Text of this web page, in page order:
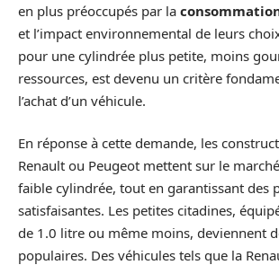
en plus préoccupés par la
et l’impact environnemental de leurs
pour une cylindrée plus petite, moins
ressources, est devenu un critère
l’achat d’un véhicule.
En réponse à cette demande, les
Renault ou Peugeot mettent sur le
faible cylindrée, tout en garantissant des
satisfaisantes. Les petites citadines,
de 1.0 litre ou même moins, deviennent
populaires. Des véhicules tels que la